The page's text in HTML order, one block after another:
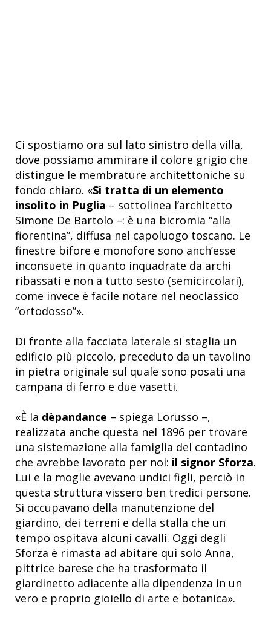
Ci spostiamo ora sul lato sinistro della villa,
dove possiamo ammirare il colore grigio che
distingue le membrature architettoniche su
fondo chiaro. «Si tratta di un elemento
insolito in Puglia – sottolinea l’architetto
Simone De Bartolo –: è una bicromia “alla
fiorentina”, diffusa nel capoluogo toscano. Le
finestre bifore e monofore sono anch’esse
inconsuete in quanto inquadrate da archi
ribassati e non a tutto sesto (semicircolari),
come invece è facile notare nel neoclassico
“ortodosso”».
Di fronte alla facciata laterale si staglia un
edificio più piccolo, preceduto da un tavolino
in pietra originale sul quale sono posati una
campana di ferro e due vasetti.
«È la dèpandance – spiega Lorusso –,
realizzata anche questa nel 1896 per trovare
una sistemazione alla famiglia del contadino
che avrebbe lavorato per noi: il signor Sforza.
Lui e la moglie avevano undici figli, perciò in
questa struttura vissero ben tredici persone.
Si occupavano della manutenzione del
giardino, dei terreni e della stalla che un
tempo ospitava alcuni cavalli. Oggi degli
Sforza è rimasta ad abitare qui solo Anna,
pittrice barese che ha trasformato il
giardinetto adiacente alla dipendenza in un
vero e proprio gioiello di arte e botanica».